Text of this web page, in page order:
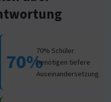
70%70% Schüler
benötigen tiefere
Auseinandersetzung